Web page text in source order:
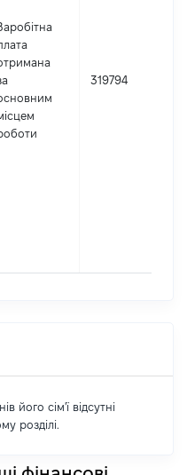
319794
його сім'ї відсутні
розділі.